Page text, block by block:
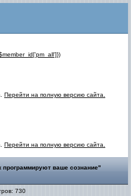
Перейти на полную версию сайта.
Перейти на полную версию сайта.
ваше сознание"
730